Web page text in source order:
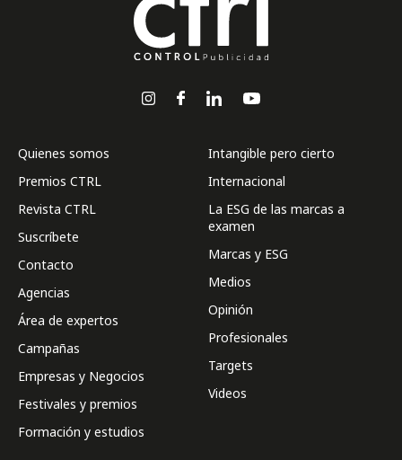
Quienes somos
Premios CTRL
Revista CTRL
Suscríbete
Contacto
Agencias
Área de expertos
Campañas
Empresas y Negocios
Festivales y premios
Formación y estudios
Intangible pero cierto
Internacional
La ESG de las marcas a
examen
Marcas y ESG
Medios
Opinión
Profesionales
Targets
Videos